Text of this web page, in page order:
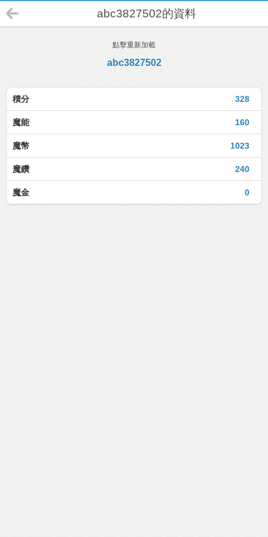
abc3827502的資料
點擊重新加載
abc3827502
328
積分
160
魔能
1023
魔幣
240
魔鑽
0
魔金